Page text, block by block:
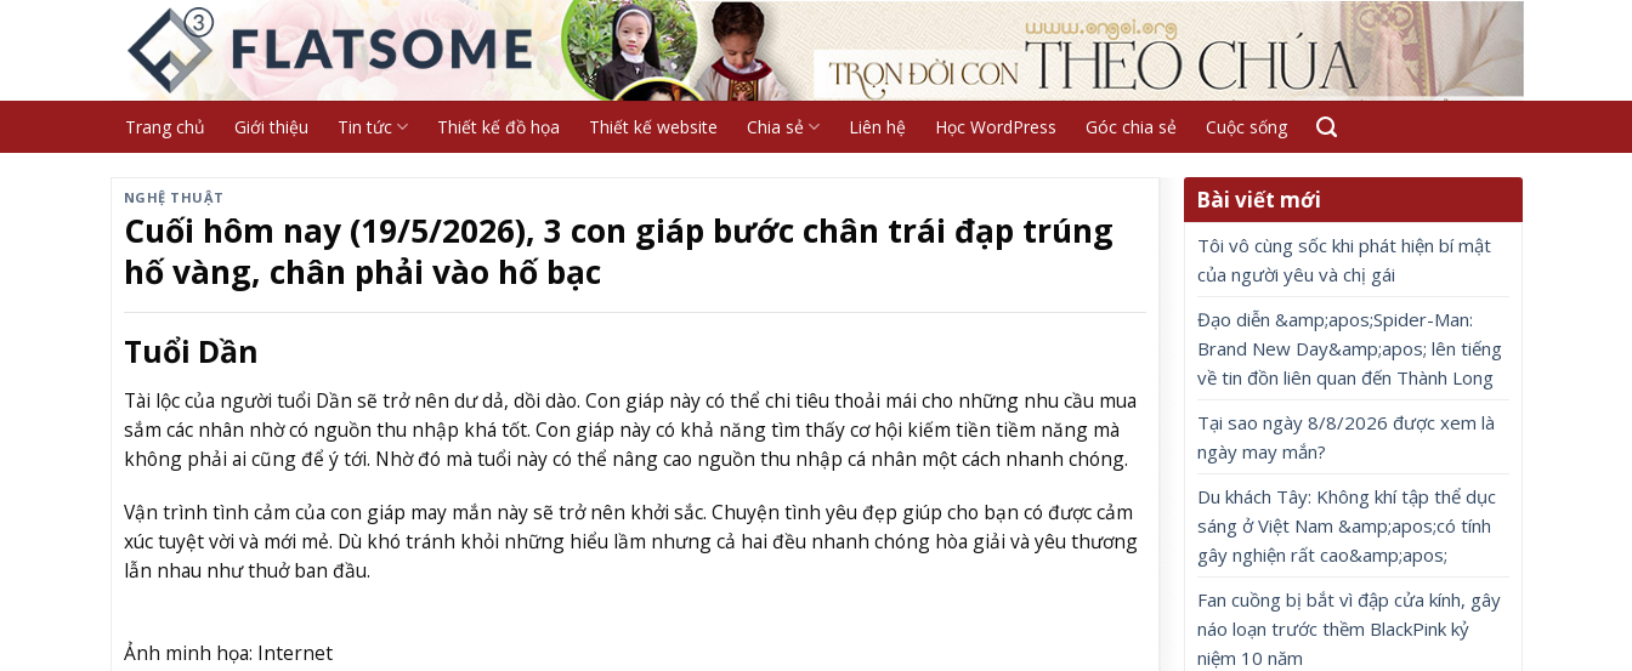
Trang chủ Giới thiệu Tin tức Thiết kế đồ họa Thiết kế website Chia sẻ Liên hệ Học WordPress Góc chia sẻ Cuộc sống
NGHỆ THUẬT
Cuối hôm nay (19/5/2026), 3 con giáp bước chân trái đạp trúng
hố vàng, chân phải vào hố bạc
Tuổi Dần
Tài lộc của người tuổi Dần sẽ trở nên dư dả, dồi dào. Con giáp này có thể chi tiêu thoải mái cho những nhu cầu mua
sắm các nhân nhờ có nguồn thu nhập khá tốt. Con giáp này có khả năng tìm thấy cơ hội kiếm tiền tiềm năng mà
không phải ai cũng để ý tới. Nhờ đó mà tuổi này có thể nâng cao nguồn thu nhập cá nhân một cách nhanh chóng.
Vận trình tình cảm của con giáp may mắn này sẽ trở nên khởi sắc. Chuyện tình yêu đẹp giúp cho bạn có được cảm
xúc tuyệt vời và mới mẻ. Dù khó tránh khỏi những hiểu lầm nhưng cả hai đều nhanh chóng hòa giải và yêu thương
lẫn nhau như thuở ban đầu.
Ảnh minh họa: Internet
Bài viết mới
Tôi vô cùng sốc khi phát hiện bí mật
của người yêu và chị gái
Đạo diễn &amp;apos;Spider-Man:
Brand New Day&amp;apos; lên tiếng
về tin đồn liên quan đến Thành Long
Tại sao ngày 8/8/2026 được xem là
ngày may mắn?
Du khách Tây: Không khí tập thể dục
sáng ở Việt Nam &amp;apos;có tính
gây nghiện rất cao&amp;apos;
Fan cuồng bị bắt vì đập cửa kính, gây
náo loạn trước thềm BlackPink kỷ
niệm 10 năm